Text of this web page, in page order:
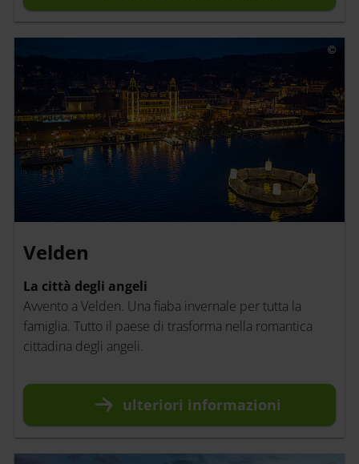
Velden
La città degli angeli
Avvento a Velden. Una fiaba invernale per tutta la
famiglia. Tutto il paese di trasforma nella romantica
cittadina degli angeli.
ulteriori informazioni